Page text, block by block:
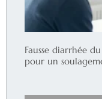
Fausse diarrhée
pour un